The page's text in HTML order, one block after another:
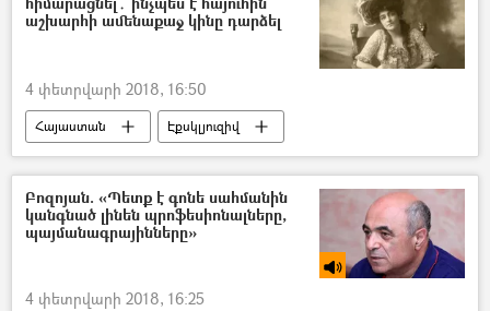
աշխարհի ամենաքաջ կինը դարձել
4 փետրվարի 2018, 16:50
Հայաստան Էքսկլյուզիվ
Բոզոյան. «Պետք է գոնե սահմանին
կանգնած լինեն պրոֆեսիոնալները,
պայմանագրայինները»
4 փետրվարի 2018, 16:25